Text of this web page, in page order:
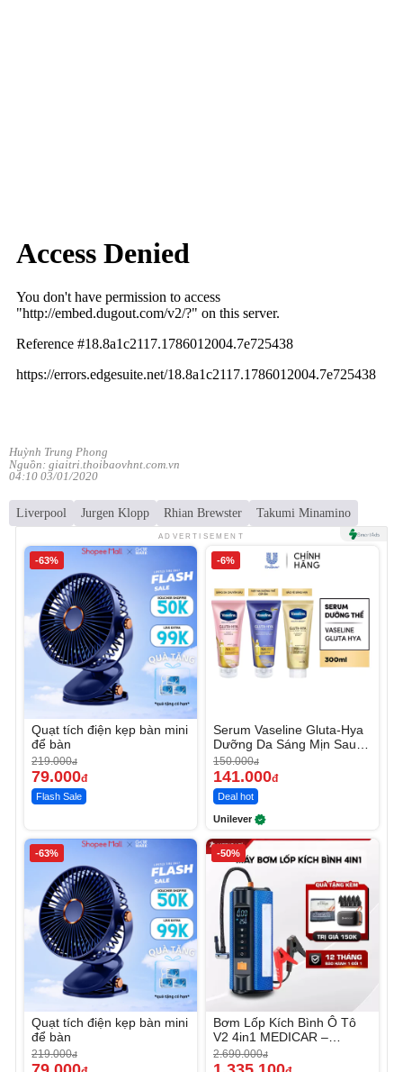
Huỳnh Trung Phong
Nguồn: giaitri.thoibaovhnt.com.vn
04:10 03/01/2020
Liverpool Jurgen Klopp Rhian Brewster Takumi Minamino
ADVERTISEMENT
-63%
Quạt tích điện kẹp bàn mini
để bàn
219.000đ
79.000đ
Flash Sale
-6%
Serum Vaseline Gluta-Hya
Dưỡng Da Sáng Mịn Sau 7
Ngày
150.000đ
141.000đ
Deal hot
Unilever
-63%
Quạt tích điện kẹp bàn mini
để bàn
219.000đ
-50%
Bơm Lốp Kích Bình Ô Tô
V2 4in1 MEDICAR –
12.000mAh
2.690.000đ